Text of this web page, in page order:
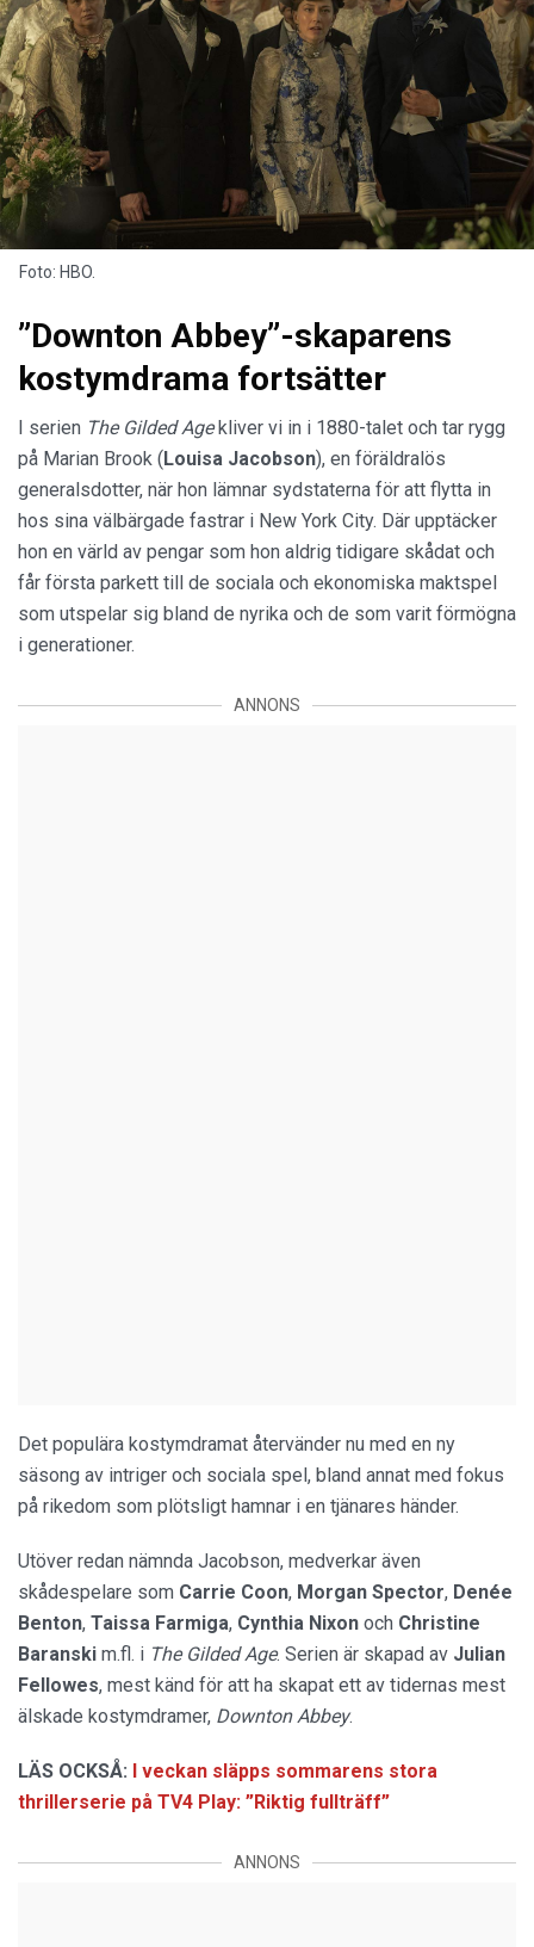
Foto: HBO.
”Downton Abbey”-skaparens
kostymdrama fortsätter
I serien The Gilded Agekliver vi in i 1880-talet och tar rygg
på Marian Brook ( Louisa Jacobson), en föräldralös
generalsdotter, när hon lämnar sydstaterna för att flytta in
hos sina välbärgade fastrar i New York City. Där upptäcker
hon en värld av pengar som hon aldrig tidigare skådat och
får första parkett till de sociala och ekonomiska maktspel
som utspelar sig bland de nyrika och de som varit förmögna
i generationer.
ANNONS
Det populära kostymdramat återvänder nu med en ny
säsong av intriger och sociala spel, bland annat med fokus
på rikedom som plötsligt hamnar i en tjänares händer.
Utöver redan nämnda Jacobson, medverkar även
skådespelare som Carrie Coon, Morgan Spector, Denée
Benton, Taissa Farmiga, Cynthia Nixon och Christine
Baranski m.fl. i The Gilded Age. Serien är skapad av Julian
Fellowes, mest känd för att ha skapat ett av tidernas mest
älskade kostymdramer, Downton Abbey.
LÄS OCKSÅ:
I veckan släpps sommarens stora
thrillerserie på TV4 Play: ”Riktig fullträff”
ANNONS